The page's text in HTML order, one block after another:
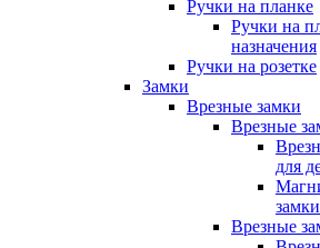
Ручки на планке
Ручки на
назначения
Ручки на розетке
Замки
Врезные замки
Врезные
для
замки
Врезные